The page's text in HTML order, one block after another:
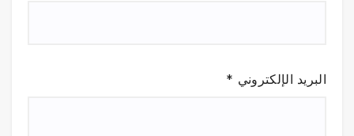
البريد الإلكتروني *